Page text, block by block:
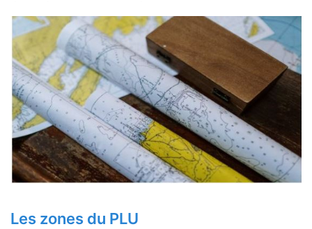
Les zones du PLU